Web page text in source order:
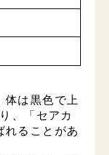
体は黒色で上
、「セアカ
れることがあ